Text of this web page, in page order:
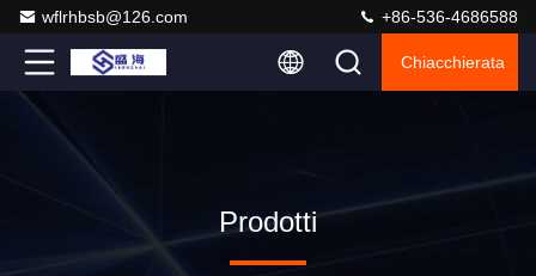
wflrhbsb@126.com +86-536-4686588
Chiacchierata
Prodotti